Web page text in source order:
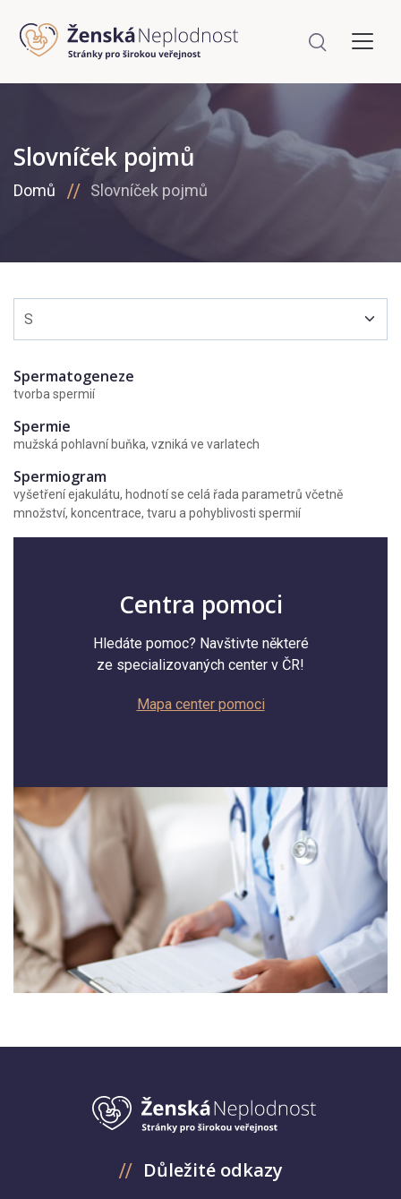
Slovníček pojmů
Domů Slovníček pojmů
Spermatogeneze
tvorba spermií
Spermie
mužská pohlavní buňka, vzniká ve varlatech
Spermiogram
vyšetření ejakulátu, hodnotí se celá řada parametrů včetně
množství, koncentrace, tvaru a pohyblivosti spermií
Centra pomoci
Hledáte pomoc? Navštivte některé
ze specializovaných center v ČR!
Mapa center pomoci
Důležité odkazy